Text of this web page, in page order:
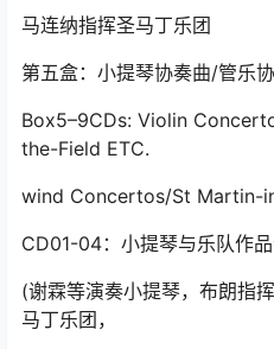
马连纳指挥圣马丁乐团
第五盒：小提琴协奏曲/管乐
Box5–9CDs: Violin
the-Field ETC.
wind Concertos/St Martin-
CD01-04：小提琴与乐队作
(谢霖等演奏小提琴，布朗指
马丁乐团，